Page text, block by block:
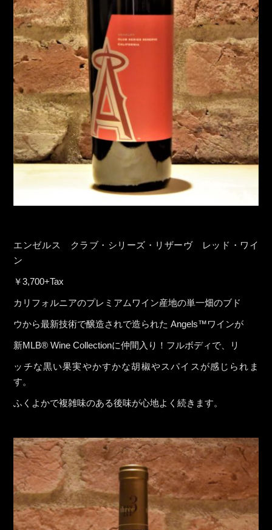
エンゼルス クラブ・シリーズ・リザーヴ レッド・ワイ
ン
￥3,700+Tax
カリフォルニアのプレミアムワイン産地の単一畑のブド
ウから最新技術で醸造されで造られた Angels™ワインが
新MLB® Wine Collectionに仲間入り！フルボディで、リ
ッチな黒い果実やかすかな胡椒やスパイスが感じられま
す。
ふくよかで複雑味のある後味が心地よく続きます。